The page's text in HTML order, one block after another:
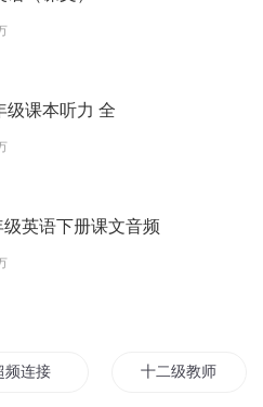
级课本听力 全
级英语下册课文音频
频连接 十二级教师